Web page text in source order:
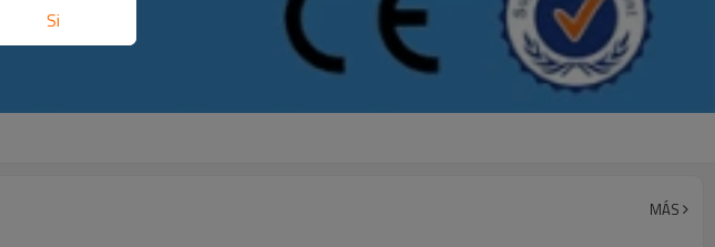
MÁS
Si